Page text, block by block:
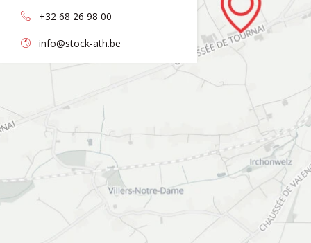
+32 68 26 98 00
info@stock-ath.be